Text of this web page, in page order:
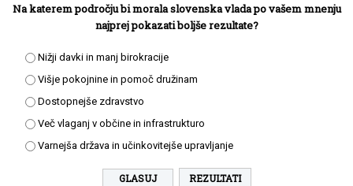
Na katerem področju bi morala slovenska vlada po vašem mnenju
najprej pokazati boljše rezultate?
Nižji davki in manj birokracije
Višje pokojnine in pomoč družinam
Dostopnejše zdravstvo
Več vlaganj v občine in infrastrukturo
Varnejša država in učinkovitejše upravljanje
REZULTATI